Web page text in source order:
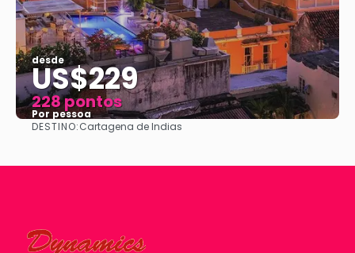
desde
US$229
228 pontos
Por pessoa
Vejo
DESTINO:Cartagena de Indias